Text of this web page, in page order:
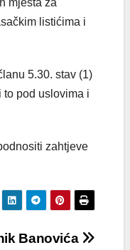
mjesta za
listićima i
5.30. stav (1)
to pod uslovima i
zahtjeve
Banovića